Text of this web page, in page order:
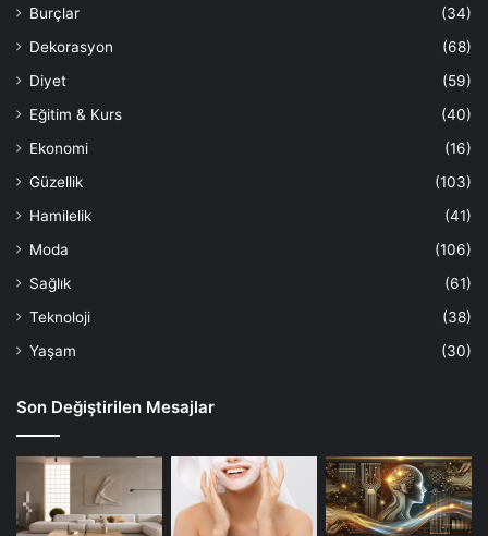
Burçlar
(34)
Dekorasyon
(68)
Diyet
(59)
Eğitim & Kurs
(40)
Ekonomi
(16)
Güzellik
(103)
Hamilelik
(41)
Moda
(106)
Sağlık
(61)
Teknoloji
(38)
Yaşam
(30)
Son Değiştirilen Mesajlar